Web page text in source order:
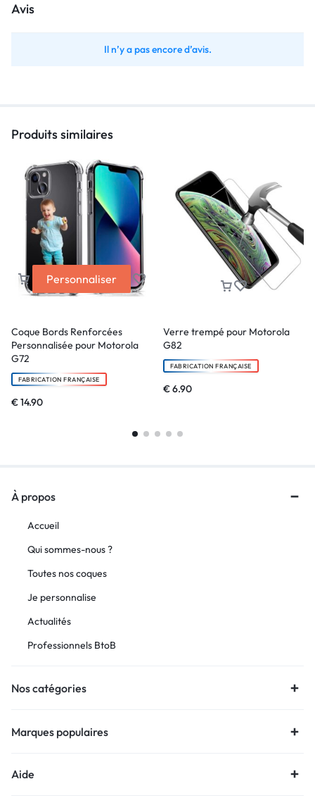
Avis
Il n’y a pas encore d’avis.
Produits similaires
Personnaliser
Coque Bords Renforcées
Personnalisée pour Motorola
G72
FABRICATION FRANÇAISE
€14.90
Verre trempé pour Motorola
G82
FABRICATION FRANÇAISE
€6.90
À propos
Accueil
Qui sommes-nous ?
Toutes nos coques
Je personnalise
Actualités
Professionnels BtoB
Nos catégories
Marques populaires
Aide